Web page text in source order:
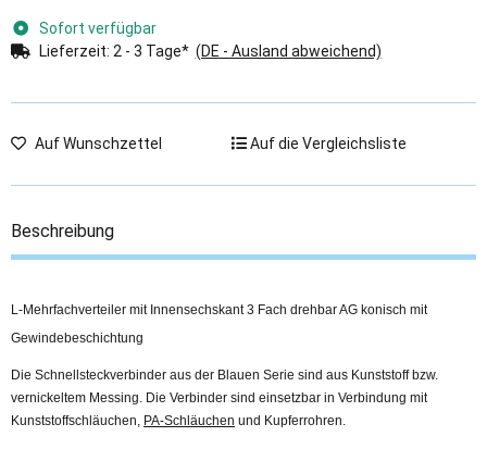
Sofort verfügbar
Lieferzeit: 2 - 3 Tage* (DE - Ausland abweichend)
Auf Wunschzettel Auf die Vergleichsliste
Beschreibung
L-Mehrfachverteiler mit Innensechskant 3 Fach drehbar AG konisch mit
Gewindebeschichtung
Die Schnellsteckverbinder aus der Blauen Serie sind aus Kunststoff bzw.
vernickeltem Messing. Die Verbinder sind einsetzbar in Verbindung mit
Kunststoffschläuchen, PA-Schläuchen und Kupferrohren.